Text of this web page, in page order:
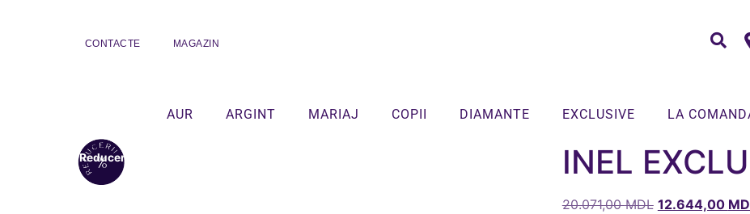
CONTACTE MAGAZIN
AUR ARGINT MARIAJ COPII DIAMANTE EXCLUSIVE LA
Reduceri! INEL
20.071,00MDL 12.644,00